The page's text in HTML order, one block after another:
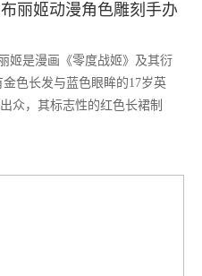
布丽姬动漫角色雕刻手办
姬是漫画《零度战姬》及其衍
色长发与蓝色眼眸的17岁英
众，其标志性的红色长裙制